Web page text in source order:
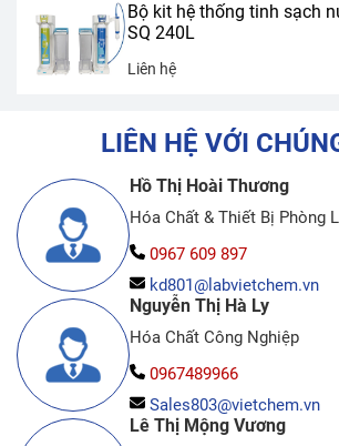
Bộ kit hệ thống tinh sạch
SQ 240L
Liên hệ
LIÊN HỆ VỚI
Hồ Thị Hoài Thương
Hóa Chất & Thiết Bị Phòng
0967 609 897
kd801@labvietchem.vn
Nguyễn Thị Hà Ly
Hóa Chất Công Nghiệp
0967489966
Sales803@vietchem.vn
Lê Thị Mộng Vương